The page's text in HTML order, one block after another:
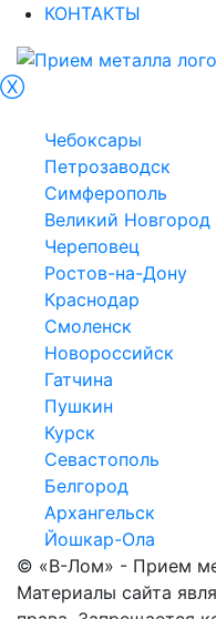
КОНТАКТЫ
Ⓧ
Чебоксары
Петрозаводск
Симферополь
Великий Новгород
Череповец
Ростов-на-Дону
Краснодар
Смоленск
Новороссийск
Гатчина
Пушкин
Курск
Севастополь
Белгород
Архангельск
Йошкар-Ола
© «В-Лом» - Прием
Материалы сайта